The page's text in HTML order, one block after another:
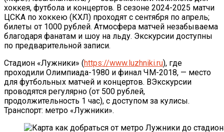
хоккея, футбола и концертов. В сезоне 2024-2025 матчи
ЦСКА по хоккею (КХЛ) проходят с сентября по апрель;
билеты от 1000 рублей. Атмосфера матчей незабываема
благодаря фанатам и шоу на льду. Экскурсии доступны
по предварительной записи.
Стадион «Лужники» (https://www.luzhniki.ru), где
проходили Олимпиада-1980 и финал ЧМ-2018, — место
для футбольных матчей и концертов. ВЭкскурсии
проводятся регулярно (от 500 рублей,
продолжительность 1 час), с доступом за кулисы.
Транспорт: метро «Лужники».